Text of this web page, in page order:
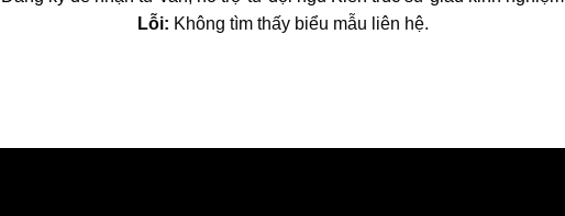
Lỗi: Không tìm thấy biểu mẫu liên hệ.